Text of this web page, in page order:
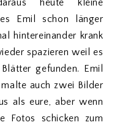
heute kleine
Emil schon länger
hintereinander krank
spazieren weil es
gefunden. Emil
auch zwei Bilder
als eure, aber wenn
Fotos schicken zum